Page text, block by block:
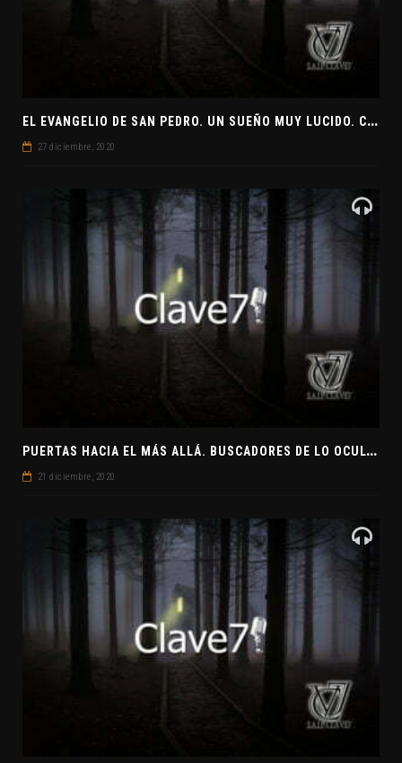
E
L EVANGELIO DE SAN PEDRO. UN SUEÑO MUY LUCIDO. CLAVE7 NEWS ¿PREPARADOS PARA UNA VISITA EXTRATERRESTRE?
27 diciembre, 2020
P
UERTAS HACIA EL MÁS ALLÁ. BUSCADORES DE LO OCULTO. EL PENSAMIENTO ABSTRACTO. EVANGELIOS APÓCRIFOS
21 diciembre, 2020